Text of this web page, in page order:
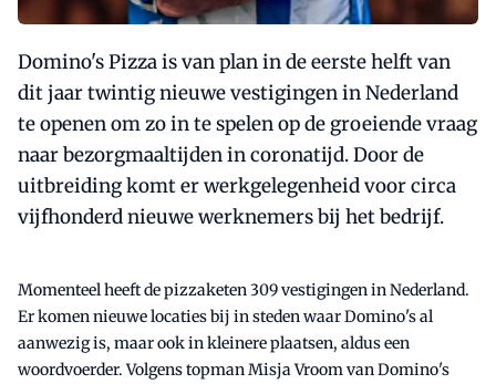
Domino's Pizza is van plan in de eerste helft van
dit jaar twintig nieuwe vestigingen in Nederland
te openen om zo in te spelen op de groeiende vraag
naar bezorgmaaltijden in coronatijd. Door de
uitbreiding komt er werkgelegenheid voor circa
vijfhonderd nieuwe werknemers bij het bedrijf.
Momenteel heeft de pizzaketen 309 vestigingen in Nederland.
Er komen nieuwe locaties bij in steden waar Domino's al
aanwezig is, maar ook in kleinere plaatsen, aldus een
woordvoerder. Volgens topman Misja Vroom van Domino's